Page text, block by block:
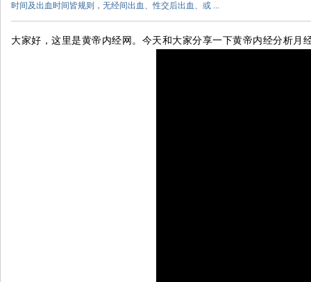
时间及出血时间皆规则，无经间出血、性交后出血、或 ...
大家好，这里是黄帝内经网。今天和大家分享一下黄帝内经分析月